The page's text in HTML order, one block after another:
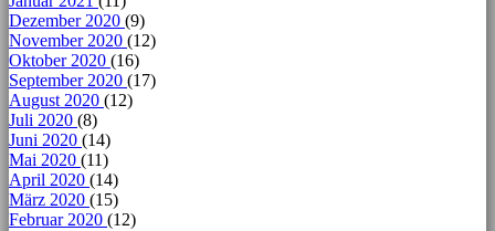
Dezember 2020 (9)
November 2020 (12)
Oktober 2020 (16)
September 2020 (17)
August 2020 (12)
Juli 2020 (8)
Juni 2020 (14)
Mai 2020 (11)
April 2020 (14)
März 2020 (15)
Februar 2020 (12)